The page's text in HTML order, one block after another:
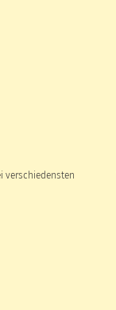
verschiedensten